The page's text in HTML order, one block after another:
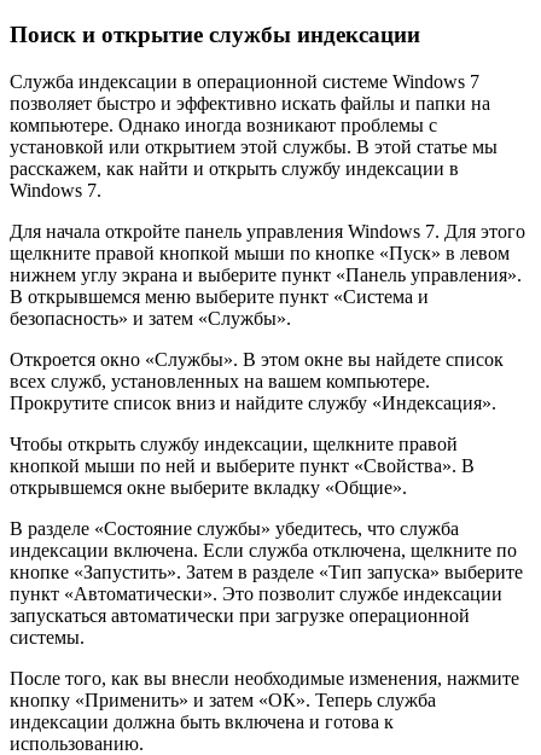
Поиск и открытие службы индексации
Служба индексации в операционной системе Windows 7
позволяет быстро и эффективно искать файлы и папки на
компьютере. Однако иногда возникают проблемы с
установкой или открытием этой службы. В этой статье мы
расскажем, как найти и открыть службу индексации в
Windows 7.
Для начала откройте панель управления Windows 7. Для этого
щелкните правой кнопкой мыши по кнопке «Пуск» в левом
нижнем углу экрана и выберите пункт «Панель управления».
В открывшемся меню выберите пункт «Система и
безопасность» и затем «Службы».
Откроется окно «Службы». В этом окне вы найдете список
всех служб, установленных на вашем компьютере.
Прокрутите список вниз и найдите службу «Индексация».
Чтобы открыть службу индексации, щелкните правой
кнопкой мыши по ней и выберите пункт «Свойства». В
открывшемся окне выберите вкладку «Общие».
В разделе «Состояние службы» убедитесь, что служба
индексации включена. Если служба отключена, щелкните по
кнопке «Запустить». Затем в разделе «Тип запуска» выберите
пункт «Автоматически». Это позволит службе индексации
запускаться автоматически при загрузке операционной
системы.
После того, как вы внесли необходимые изменения, нажмите
кнопку «Применить» и затем «ОК». Теперь служба
индексации должна быть включена и готова к
использованию.